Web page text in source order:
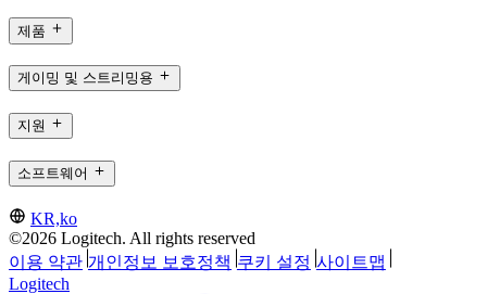
제품
게이밍 및 스트리밍용
지원
소프트웨어
KR,ko
©2026 Logitech. All rights reserved
이용 약관 개인정보 보호정책 쿠키 설정 사이트맵
Logitech